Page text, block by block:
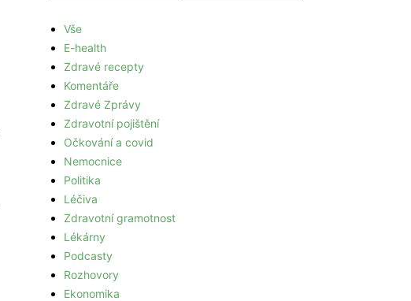
Vše
E-health
Zdravé recepty
Komentáře
Zdravé Zprávy
Zdravotní pojištění
Očkování a covid
Nemocnice
Politika
Léčiva
Zdravotní gramotnost
Lékárny
Podcasty
Rozhovory
Ekonomika